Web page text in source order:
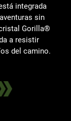
integrada
sin
Gorilla®
a resistir
del camino.